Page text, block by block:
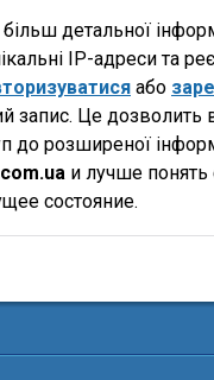
детальної
IP-адреси та
або
запис. Це дозволить
до розширеної
и лучше понять
состояние.